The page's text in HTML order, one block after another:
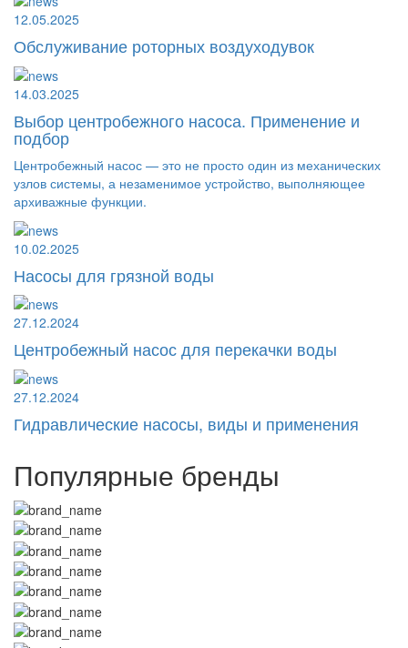
12.05.2025
Обслуживание роторных воздуходувок
14.03.2025
Выбор центробежного насоса. Применение и
подбор
Центробежный насос — это не просто один из механических
узлов системы, а незаменимое устройство, выполняющее
архиважные функции.
10.02.2025
Насосы для грязной воды
27.12.2024
Центробежный насос для перекачки воды
27.12.2024
Гидравлические насосы, виды и применения
Популярные бренды